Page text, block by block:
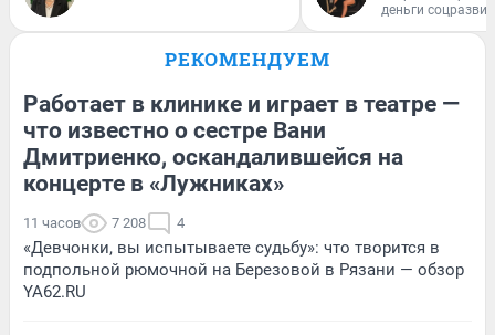
деньги
РЕКОМЕНДУЕМ
Работает в клинике и играет в театре —
что известно о сестре Вани
Дмитриенко, оскандалившейся на
концерте в «Лужниках»
11 часов 7 208 4
«Девчонки, вы испытываете судьбу»: что творится в
подпольной рюмочной на Березовой в Рязани — обзор
YA62.RU